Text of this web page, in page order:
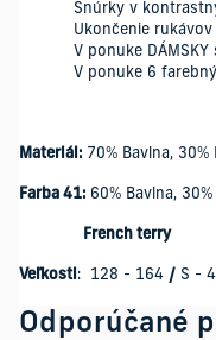
Šnúrky v
Ukončenie
V ponuke DÁMSKY
V ponuke 6
Materiál: 70% Bavlna, 30%
Farba 41: 60% Bavlna,
French terry
Veľkosti : 128 - 164 / S -
Odporúčané